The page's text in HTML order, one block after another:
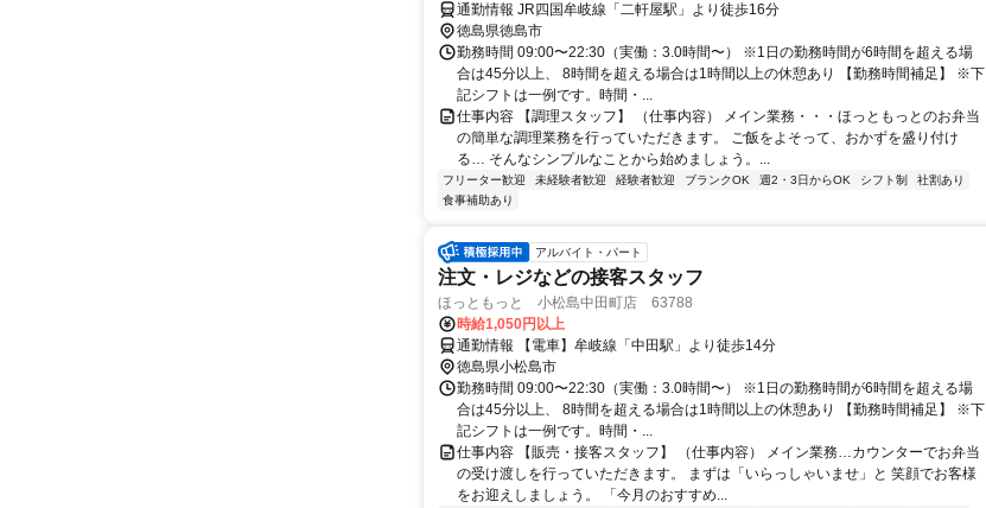
通勤情報 JR四国牟岐線「二軒屋駅」より徒歩16分
徳島県徳島市
勤務時間 09:00〜22:30（実働：3.0時間〜） ※1日の勤務時間が6時間を超える場
合は45分以上、 8時間を超える場合は1時間以上の休憩あり 【勤務時間補足】 ※下
記シフトは一例です。時間・...
仕事内容 【調理スタッフ】 （仕事内容） メイン業務・・・ほっともっとのお弁当
の簡単な調理業務を行っていただきます。 ご飯をよそって、おかずを盛り付け
る… そんなシンプルなことから始めましょう。...
フリーター歓迎 未経験者歓迎 経験者歓迎 ブランクOK 週2・3日からOK シフト制
社割あり
食事補助あり
アルバイト・パート
注文・レジなどの接客スタッフ
ほっともっと 小松島中田町店 63788
時給1,050円以上
通勤情報 【電車】牟岐線「中田駅」より徒歩14分
徳島県小松島市
勤務時間 09:00〜22:30（実働：3.0時間〜） ※1日の勤務時間が6時間を超える場
合は45分以上、 8時間を超える場合は1時間以上の休憩あり 【勤務時間補足】 ※下
記シフトは一例です。時間・...
仕事内容 【販売・接客スタッフ】 （仕事内容） メイン業務…カウンターでお弁当
の受け渡しを行っていただきます。 まずは「いらっしゃいませ」と 笑顔でお客様
をお迎えしましょう。 「今月のおすすめ...